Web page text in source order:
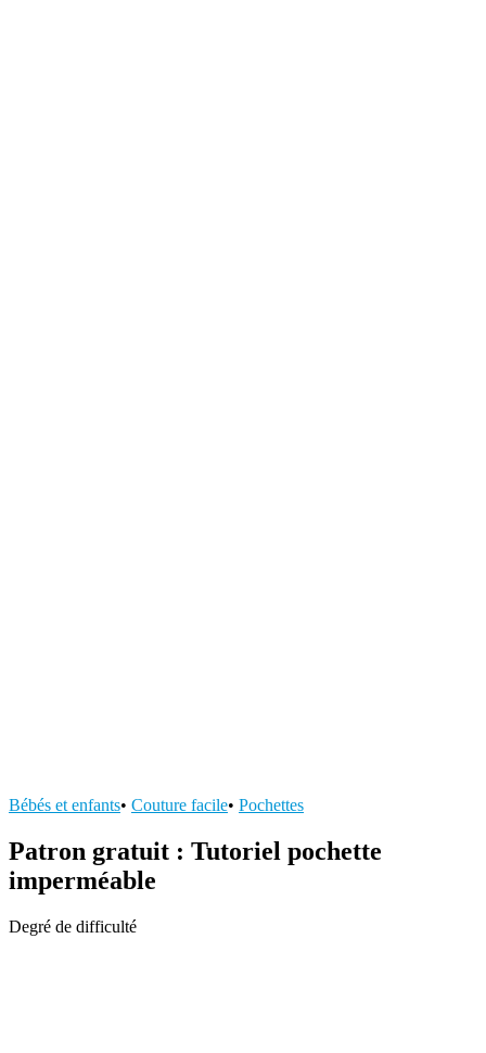
Bébés et enfants• Couture facile• Pochettes
Patron gratuit : Tutoriel pochette
imperméable
Degré de difficulté